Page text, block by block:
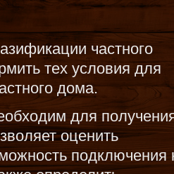
частного
тех условия для
дома.
для
оценить
подключения